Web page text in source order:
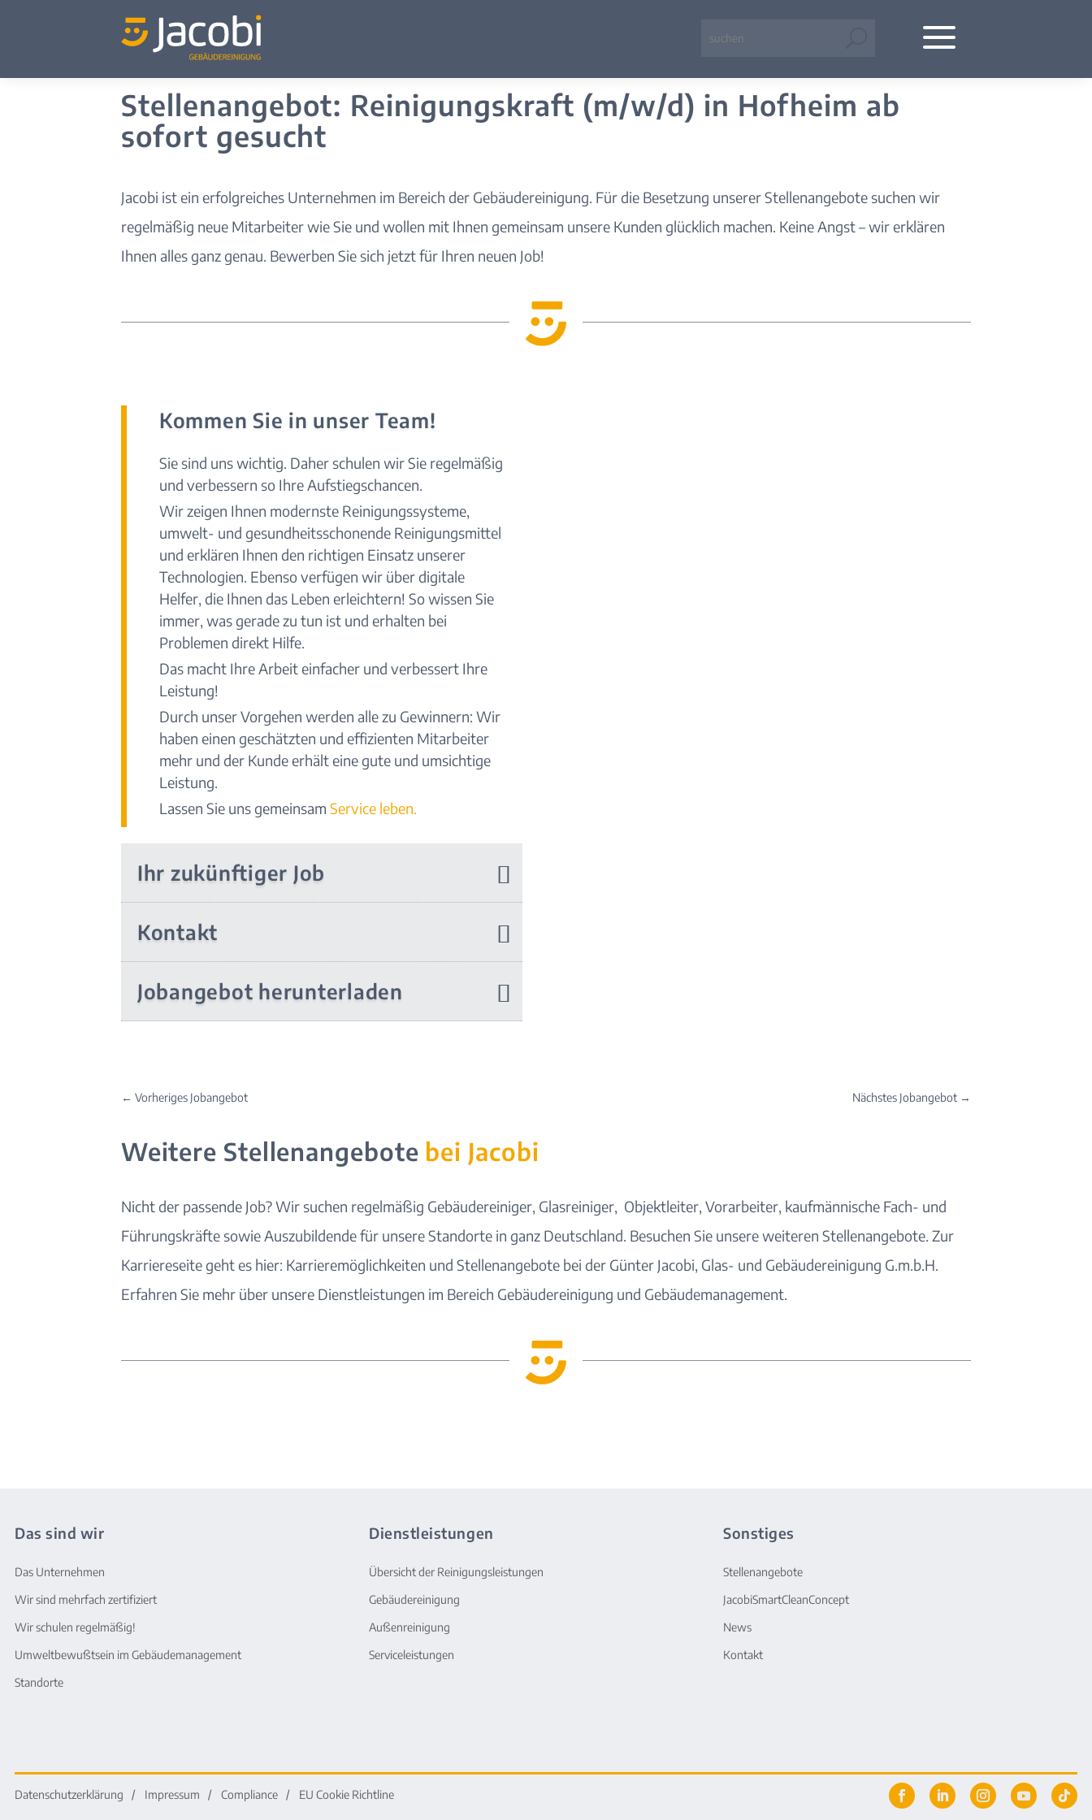
a
Stellenangebot: Reinigungskraft (m/w/d) in Hofheim ab
sofort gesucht
Jacobi ist ein erfolgreiches Unternehmen im Bereich der Gebäudereinigung. Für die Besetzung unserer Stellenangebote suchen wir
regelmäßig neue Mitarbeiter wie Sie und wollen mit Ihnen gemeinsam unsere Kunden glücklich machen. Keine Angst – wir erklären
Ihnen alles ganz genau. Bewerben Sie sich jetzt für Ihren neuen Job!
Kommen Sie in unser Team!
Sie sind uns wichtig. Daher schulen wir Sie regelmäßig
und verbessern so Ihre Aufstiegschancen.
Wir zeigen Ihnen modernste Reinigungssysteme,
umwelt- und gesundheitsschonende Reinigungsmittel
und erklären Ihnen den richtigen Einsatz unserer
Technologien. Ebenso verfügen wir über digitale
Helfer, die Ihnen das Leben erleichtern! So wissen Sie
immer, was gerade zu tun ist und erhalten bei
Problemen direkt Hilfe.
Das macht Ihre Arbeit einfacher und verbessert Ihre
Leistung!
Durch unser Vorgehen werden alle zu Gewinnern: Wir
haben einen geschätzten und effizienten Mitarbeiter
mehr und der Kunde erhält eine gute und umsichtige
Leistung.
Lassen Sie uns gemeinsam Service leben.
Ihr zukünftiger Job
Kontakt
Jobangebot herunterladen
← Vorheriges Jobangebot Nächstes Jobangebot →
Weitere Stellenangebote bei Jacobi
Nicht der passende Job? Wir suchen regelmäßig Gebäudereiniger, Glasreiniger, Objektleiter, Vorarbeiter, kaufmännische Fach- und
Führungskräfte sowie Auszubildende für unsereStandortein ganz Deutschland. Besuchen Sie unsere weiteren Stellenangebote. Zur
Karriereseite geht es hier: Karrieremöglichkeiten und Stellenangebote bei der Günter Jacobi, Glas- und Gebäudereinigung G.m.b.H.
Erfahren Sie mehr über unsere Dienstleistungen im Bereich Gebäudereinigung und Gebäudemanagement.
Das sind wir
Das Unternehmen
Wir sind mehrfach zertifiziert
Wir schulen regelmäßig!
Umweltbewußtsein im Gebäudemanagement
Standorte
Dienstleistungen
Übersicht der Reinigungsleistungen
Gebäudereinigung
Außenreinigung
Serviceleistungen
Sonstiges
Stellenangebote
JacobiSmartCleanConcept
News
Kontakt
Datenschutzerklärung Impressum Compliance EU Cookie Richtline